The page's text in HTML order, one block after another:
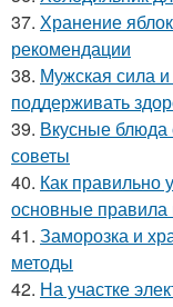
37. Хранение
рекомендации
38. Мужская сила
поддерживать
39. Вкусные
советы
40. Как правильно
основные правила
41. Заморозка и
методы
42. На участке